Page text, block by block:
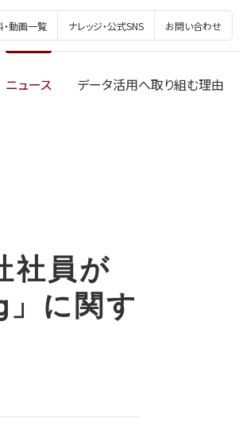
・動画一覧 ナレッジ・公式SNS お問い合わせ
ニュース データ活用へ取り組む理由
社員が
に関す